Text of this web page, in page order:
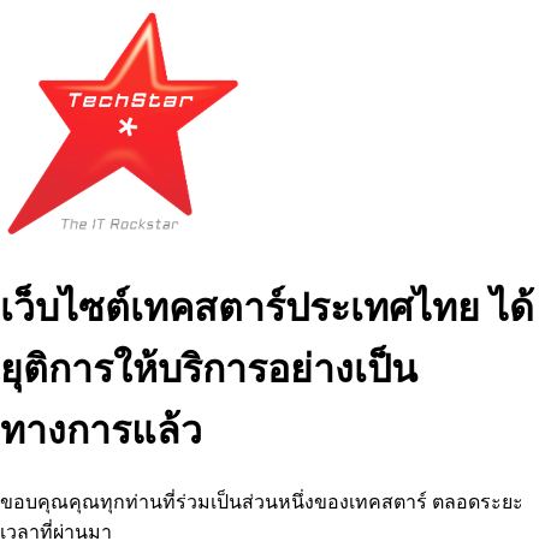
เว็บไซต์เทคสตาร์ประเทศไทย ได้
ยุติการให้บริการอย่างเป็น
ทางการแล้ว
ขอบคุณคุณทุกท่านที่ร่วมเป็นส่วนหนึ่งของเทคสตาร์ ตลอดระยะ
เวลาที่ผ่านมา